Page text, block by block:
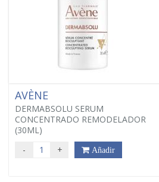
AVÈNE
DERMABSOLU SERUM
CONCENTRADO REMODELADOR
(30ML)
- + Añadir